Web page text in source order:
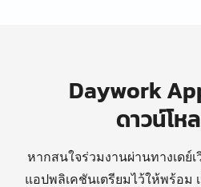
Daywork
ดาวน์โห
หากสนใจร่วมงานผ่านทางเดย์
แอปพลิเคชันเตรียมไว้ให้พร้อม